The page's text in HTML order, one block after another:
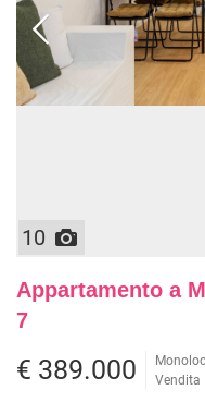
10
Appartamento a
7
€ 389.000
Vendita